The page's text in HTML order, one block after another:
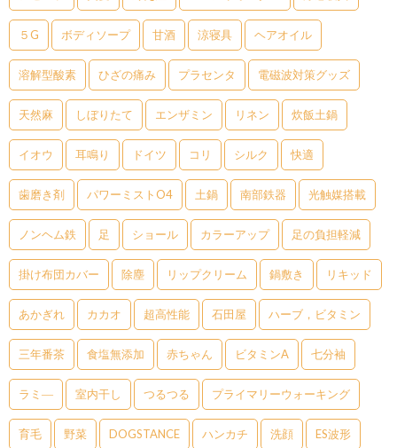
５G ボディソープ 甘酒 涼寝具 ヘアオイル
溶解型酸素 ひざの痛み プラセンタ 電磁波対策グッズ
天然麻 しぼりたて エンザミン リネン 炊飯土鍋
イオウ 耳鳴り ドイツ コリ シルク 快適
歯磨き剤 パワーミストO4 土鍋 南部鉄器 光触媒搭載
ノンヘム鉄 足 ショール カラーアップ 足の負担軽減
掛け布団カバー 除塵 リップクリーム 鍋敷き リキッド
あかぎれ カカオ 超高性能 石田屋 ハーブ，ビタミン
三年番茶 食塩無添加 赤ちゃん ビタミンA 七分袖
ラミ― 室内干し つるつる プライマリーウォーキング
育毛 野菜 DOGSTANCE ハンカチ 洗顔 ES波形